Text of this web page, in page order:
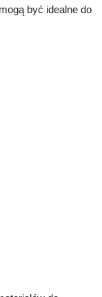
być idealne do